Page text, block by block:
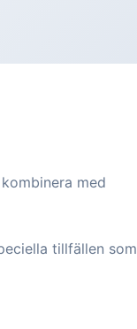
med
tillfällen som